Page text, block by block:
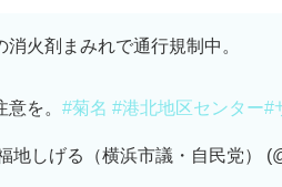
消火剤まみれで通行規制中。
意を。 #菊名 #港北地区センター#
地しげる（横浜市議・自民党）